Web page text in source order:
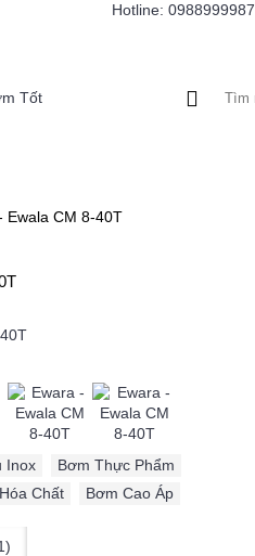
Hotline: 0988999987
Ewala CM 8-40T
Inox Bơm Thực Phẩm
Chất Bơm Cao Áp